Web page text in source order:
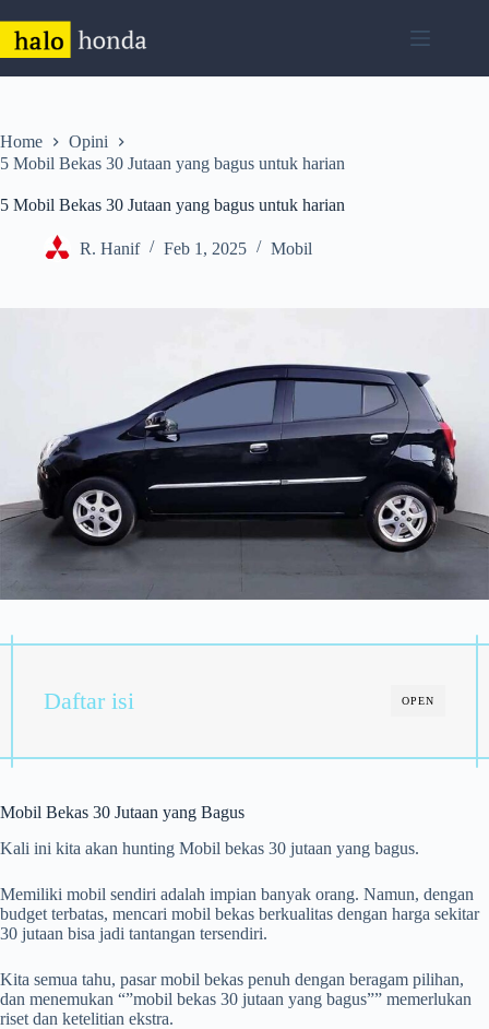
to
content
Home
Opini
5 Mobil Bekas 30 Jutaan yang bagus untuk harian
5 Mobil Bekas 30 Jutaan yang bagus untuk harian
R. Hanif Feb 1, 2025 Mobil
OPEN
Daftar isi
Mobil Bekas 30 Jutaan yang Bagus
Kali ini kita akan hunting Mobil bekas 30 jutaan yang bagus.
Memiliki mobil sendiri adalah impian banyak orang. Namun, dengan
budget terbatas, mencari mobil bekas berkualitas dengan harga sekitar
30 jutaan bisa jadi tantangan tersendiri.
Kita semua tahu, pasar mobil bekas penuh dengan beragam pilihan,
dan menemukan “”mobil bekas 30 jutaan yang bagus”” memerlukan
riset dan ketelitian ekstra.